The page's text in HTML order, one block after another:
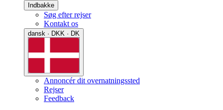
Indbakke
Søg efter rejser
Kontakt os
dansk · DKK · DK
Annoncér dit overnatningssted
Rejser
Feedback